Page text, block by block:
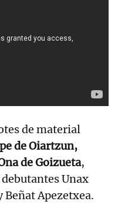
de material
de Oiartzun,
de Goizueta,
Unax
Apezetxea.